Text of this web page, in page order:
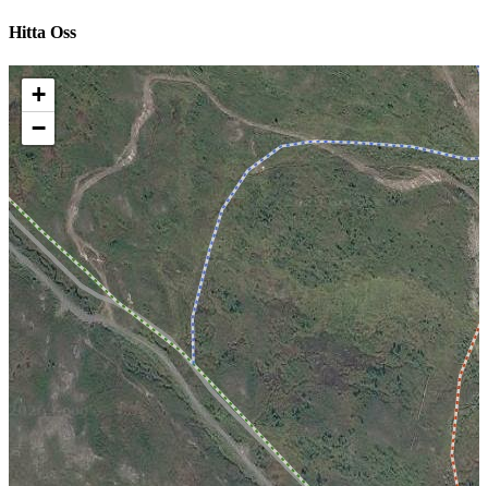
Hitta Oss
+
−